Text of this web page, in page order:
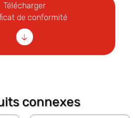
Télécharger
de conformité
connexes